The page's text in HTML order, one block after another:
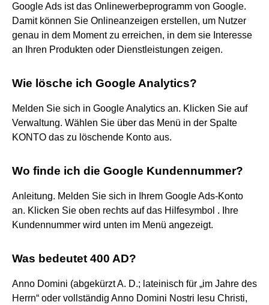
Google Ads ist das Onlinewerbeprogramm von Google.
Damit können Sie Onlineanzeigen erstellen, um Nutzer
genau in dem Moment zu erreichen, in dem sie Interesse
an Ihren Produkten oder Dienstleistungen zeigen.
Wie lösche ich Google Analytics?
Melden Sie sich in Google Analytics an. Klicken Sie auf
Verwaltung. Wählen Sie über das Menü in der Spalte
KONTO das zu löschende Konto aus.
Wo finde ich die Google Kundennummer?
Anleitung. Melden Sie sich in Ihrem Google Ads-Konto
an. Klicken Sie oben rechts auf das Hilfesymbol . Ihre
Kundennummer wird unten im Menü angezeigt.
Was bedeutet 400 AD?
Anno Domini (abgekürzt A. D.; lateinisch für „im Jahre des
Herrn“ oder vollständig Anno Domini Nostri Iesu Christi,